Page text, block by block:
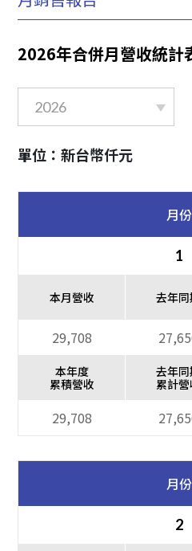
2026年合併月營收統計
2026
單位：新台幣仟元
月份
1
本月營收
29,708
去年同
本年度
累積營收
29,708
去年同
累計營
月份
2